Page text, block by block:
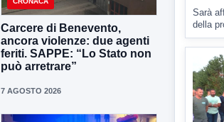
Carcere di Benevento,
ancora violenze: due agenti
feriti. SAPPE: “Lo Stato non
può arretrare”
7 AGOSTO 2026
Adriana
Sarà
della